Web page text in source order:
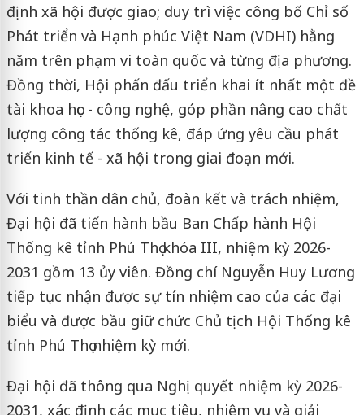
định xã hội được giao; duy trì việc công bố Chỉ số
Phát triển và Hạnh phúc Việt Nam (VDHI) hằng
năm trên phạm vi toàn quốc và từng địa phương.
Đồng thời, Hội phấn đấu triển khai ít nhất một đề
tài khoa học - công nghệ, góp phần nâng cao chất
lượng công tác thống kê, đáp ứng yêu cầu phát
triển kinh tế - xã hội trong giai đoạn mới.
Với tinh thần dân chủ, đoàn kết và trách nhiệm,
Đại hội đã tiến hành bầu Ban Chấp hành Hội
Thống kê tỉnh Phú Thọ khóa III, nhiệm kỳ 2026-
2031 gồm 13 ủy viên. Đồng chí Nguyễn Huy Lương
tiếp tục nhận được sự tín nhiệm cao của các đại
biểu và được bầu giữ chức Chủ tịch Hội Thống kê
tỉnh Phú Thọ nhiệm kỳ mới.
Đại hội đã thông qua Nghị quyết nhiệm kỳ 2026-
2031, xác định các mục tiêu, nhiệm vụ và giải